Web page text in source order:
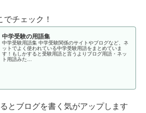
チェック！
中学受験の用語集
中学受験用語集 中学受験関係のサイトやブログなど、ネ
ットでよく使われている中学受験用語をまとめていま
す！もしかすると受験用語と言うよりブログ用語・ネッ
ト用語みた…
とブログを書く気がアップします